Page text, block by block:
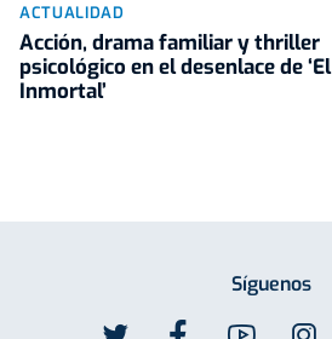
ACTUALIDAD
Acción, drama familiar y thriller
psicológico en el desenlace de ‘El
Inmortal’
Síguenos